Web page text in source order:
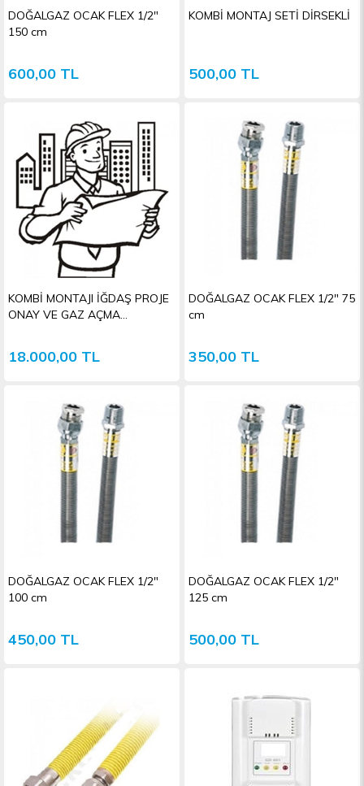
DOĞALGAZ OCAK FLEX 1/2"
150 cm
600,00 TL
KOMBİ MONTAJ SETİ DİRSEKLİ
500,00 TL
KOMBİ MONTAJI İĞDAŞ PROJE
ONAY VE GAZ AÇMA
18.000,00 TL
DOĞALGAZ OCAK FLEX 1/2" 75
cm
350,00 TL
DOĞALGAZ OCAK FLEX 1/2"
100 cm
450,00 TL
DOĞALGAZ OCAK FLEX 1/2"
125 cm
500,00 TL